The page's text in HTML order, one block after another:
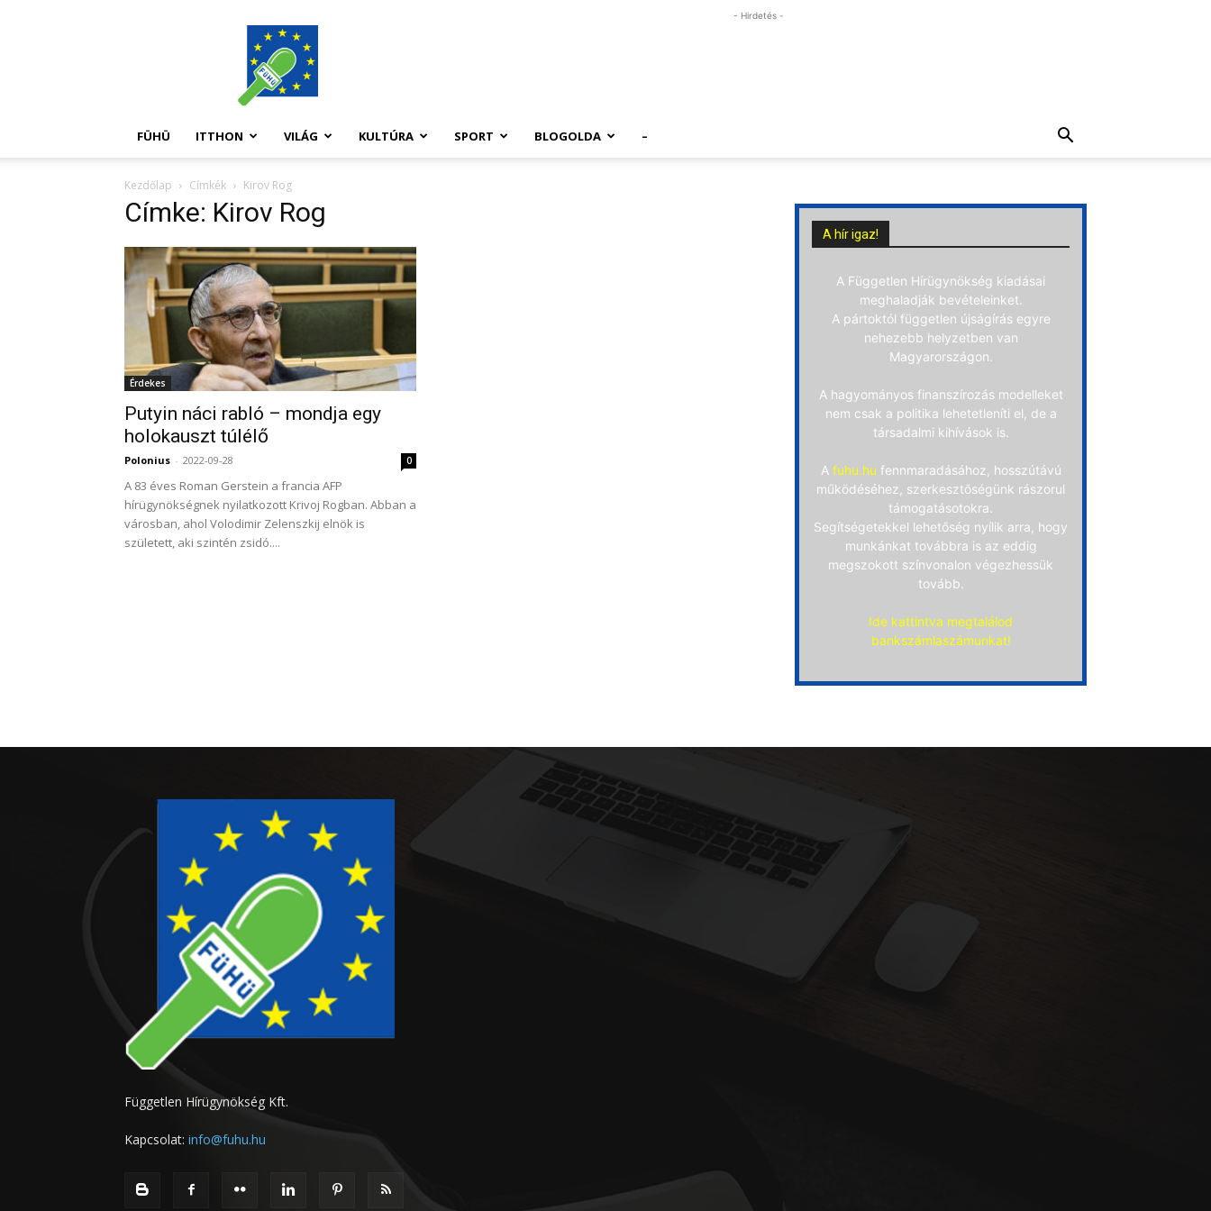
FüHü
- Hirdetés -
FÜHÜ ITTHON VILÁG KULTÚRA SPORT BLOGOLDA –
Kezdőlap Címkék Kirov Rog
Címke: Kirov Rog
Érdekes
Putyin náci rabló – mondja egy
holokauszt túlélő
Polonius - 2022-09-28 0
A 83 éves Roman Gerstein a francia AFP
hírügynökségnek nyilatkozott Krivoj Rogban. Abban a
városban, ahol Volodimir Zelenszkij elnök is
született, aki szintén zsidó....
A hír igaz!
A Független Hírügynökség kiadásai
meghaladják bevételeinket.
A pártoktól független újságírás egyre
nehezebb helyzetben van
Magyarországon.
A hagyományos finanszírozás modelleket
nem csak a politika lehetetleníti el, de a
társadalmi kihívások is.
A fuhu.hu fennmaradásához, hosszútávú
működéséhez, szerkesztőségünk rászorul
támogatásotokra.
Segítségetekkel lehetőség nyílik arra, hogy
munkánkat továbbra is az eddig
megszokott színvonalon végezhessük
tovább.
Ide kattintva megtalálod
bankszámlaszámunkat!
Független Hírügynökség Kft.
Kapcsolat: info@fuhu.hu